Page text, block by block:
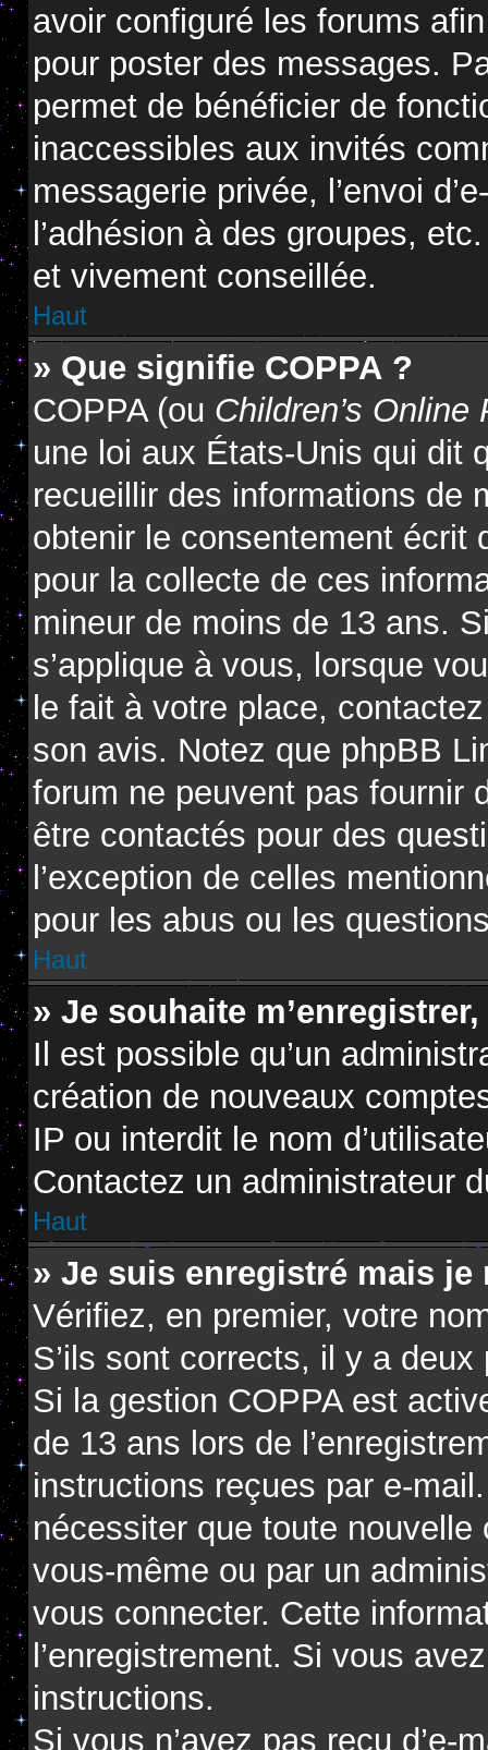
avoir configuré les forums
pour poster des messages.
permet de bénéficier de
inaccessibles aux invités
messagerie privée, l’envoi
l’adhésion à des groupes,
et vivement conseillée.
Haut
» Que signifie COPPA ?
COPPA (ou Children’s
une loi aux États-Unis qui dit
recueillir des informations de
obtenir le consentement écrit
pour la collecte de ces
mineur de moins de 13 ans.
s’applique à vous, lorsque
le fait à votre place,
son avis. Notez que phpBB
forum ne peuvent pas fournir
être contactés pour des
l’exception de celles
pour les abus ou les
Haut
» Je souhaite
Il est possible qu’un
création de nouveaux
IP ou interdit le nom
Contactez un administrateur
Haut
» Je suis enregistré mais
Vérifiez, en premier, votre
S’ils sont corrects, il y a
Si la gestion COPPA est
de 13 ans lors de
instructions reçues par e-
nécessiter que toute
vous-même ou par un
vous connecter. Cette
l’enregistrement. Si vous
instructions.
Si vous n’avez pas reçu